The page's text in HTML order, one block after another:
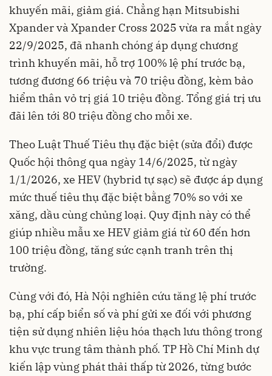
khuyến mãi, giảm giá. Chẳng hạn Mitsubishi
Xpander và Xpander Cross 2025 vừa ra mắt ngày
22/9/2025, đã nhanh chóng áp dụng chương
trình khuyến mãi, hỗ trợ 100% lệ phí trước bạ,
tương đương 66 triệu và 70 triệu đồng, kèm bảo
hiểm thân vỏ trị giá 10 triệu đồng. Tổng giá trị ưu
đãi lên tới 80 triệu đồng cho mỗi xe.
Theo Luật Thuế Tiêu thụ đặc biệt (sửa đổi) được
Quốc hội thông qua ngày 14/6/2025, từ ngày
1/1/2026, xe HEV (hybrid tự sạc) sẽ được áp dụng
mức thuế tiêu thụ đặc biệt bằng 70% so với xe
xăng, dầu cùng chủng loại. Quy định này có thể
giúp nhiều mẫu xe HEV giảm giá từ 60 đến hơn
100 triệu đồng, tăng sức cạnh tranh trên thị
trường.
Cùng với đó, Hà Nội nghiên cứu tăng lệ phí trước
bạ, phí cấp biển số và phí gửi xe đối với phương
tiện sử dụng nhiên liệu hóa thạch lưu thông trong
khu vực trung tâm thành phố. TP Hồ Chí Minh dự
kiến lập vùng phát thải thấp từ 2026, từng bước